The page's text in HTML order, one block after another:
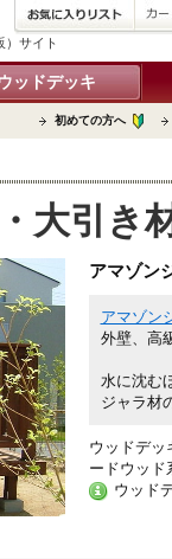
サイト
ッドデッキ
初めての方へ
大引き
アマゾン
アマゾン
外壁、高
水に沈む
ジャラ材
ウッドデッ
ードウッド
ウッド